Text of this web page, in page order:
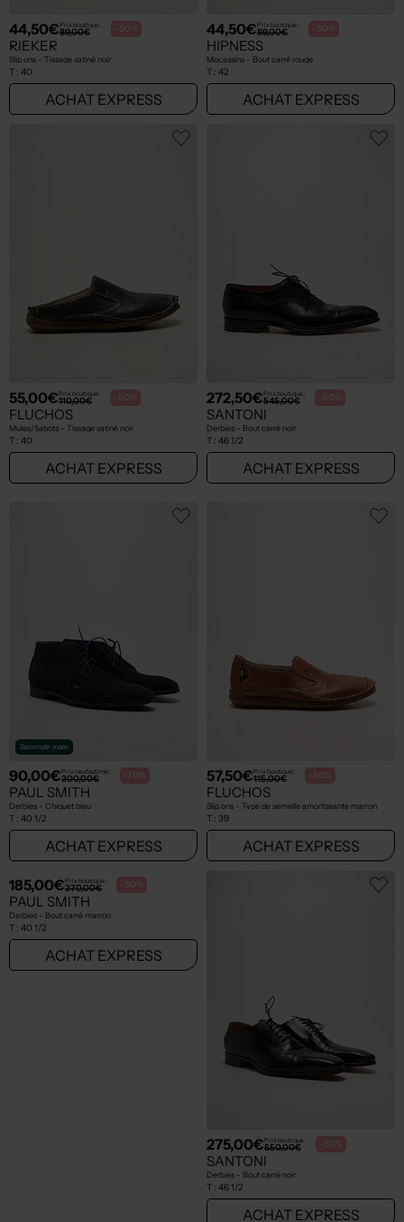
44,50€Prix boutique :
89,00€ -50%
RIEKER
Slip ons - Tissage satiné noir
T : 40
ACHAT EXPRESS
44,50€Prix boutique :
89,00€ -50%
HIPNESS
Mocassins - Bout carré rouge
T : 42
ACHAT EXPRESS
55,00€Prix boutique :
110,00€ -50%
FLUCHOS
Mules/Sabots - Tissage satiné noir
T : 40
ACHAT EXPRESS
272,50€Prix boutique :
545,00€ -50%
SANTONI
Derbies - Bout carré noir
T : 46 1/2
ACHAT EXPRESS
Seconde main
90,00€Prix neuf estimé :
300,00€ -70%
PAUL SMITH
Derbies - Chiquet bleu
T : 40 1/2
ACHAT EXPRESS
57,50€Prix boutique :
115,00€ -50%
FLUCHOS
Slip ons - Type de semelle amortissante marron
T : 39
ACHAT EXPRESS
275,00€Prix boutique :
550,00€ -50%
SANTONI
Derbies - Bout carré noir
T : 46 1/2
ACHAT EXPRESS